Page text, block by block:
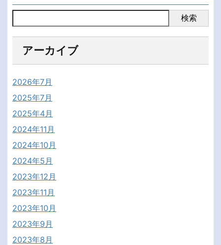
検索
アーカイブ
2026年7月
2025年7月
2025年4月
2024年11月
2024年10月
2024年5月
2023年12月
2023年11月
2023年10月
2023年9月
2023年8月